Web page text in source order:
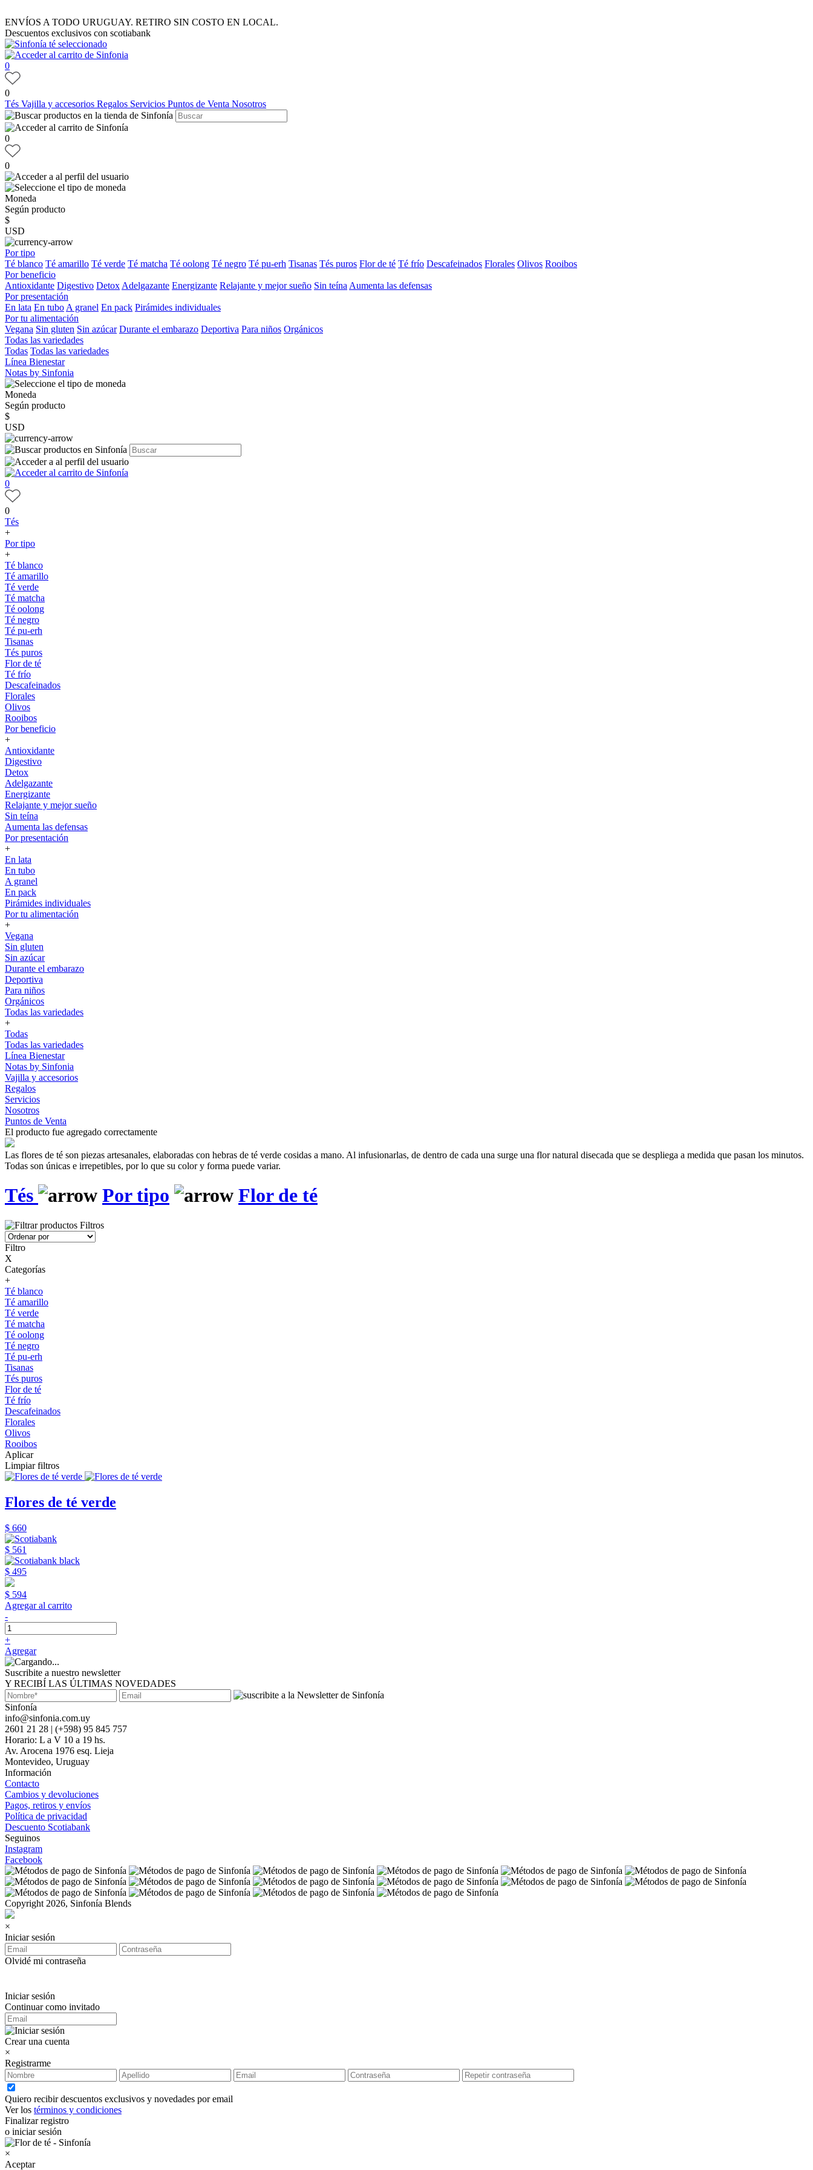
ENVÍOS A TODO URUGUAY. RETIRO SIN COSTO EN LOCAL.
Descuentos exclusivos con scotiabank
0
0
Tés Vajilla y accesorios Regalos Servicios Puntos de Venta Nosotros
0
0
Moneda
Según producto
$
USD
Por tipo
Té blanco Té amarillo Té verde Té matcha Té oolong Té negro Té pu-erh Tisanas Tés puros Flor de té Té frío Descafeinados Florales Olivos Rooibos
Por beneficio
Antioxidante Digestivo Detox Adelgazante Energizante Relajante y mejor sueño Sin teína Aumenta las defensas
Por presentación
En lata En tubo A granel En pack Pirámides individuales
Por tu alimentación
Vegana Sin gluten Sin azúcar Durante el embarazo Deportiva Para niños Orgánicos
Todas las variedades
Todas Todas las variedades
Línea Bienestar
Notas by Sinfonia
Moneda
Según producto
$
USD
0
0
Tés
+
Por tipo
+
Té blanco
Té amarillo
Té verde
Té matcha
Té oolong
Té negro
Té pu-erh
Tisanas
Tés puros
Flor de té
Té frío
Descafeinados
Florales
Olivos
Rooibos
Por beneficio
+
Antioxidante
Digestivo
Detox
Adelgazante
Energizante
Relajante y mejor sueño
Sin teína
Aumenta las defensas
Por presentación
+
En lata
En tubo
A granel
En pack
Pirámides individuales
Por tu alimentación
+
Vegana
Sin gluten
Sin azúcar
Durante el embarazo
Deportiva
Para niños
Orgánicos
Todas las variedades
+
Todas
Todas las variedades
Línea Bienestar
Notas by Sinfonia
Vajilla y accesorios
Regalos
Servicios
Nosotros
Puntos de Venta
El producto fue agregado correctamente
Las flores de té son piezas artesanales, elaboradas con hebras de té verde cosidas a mano. Al infusionarlas, de dentro de cada una surge una flor natural disecada que se despliega a medida que pasan los minutos.
Todas son únicas e irrepetibles, por lo que su color y forma puede variar.
Tés Por tipo Flor de té
Filtros
Filtro
X
Categorías
+
Té blanco
Té amarillo
Té verde
Té matcha
Té oolong
Té negro
Té pu-erh
Tisanas
Tés puros
Flor de té
Té frío
Descafeinados
Florales
Olivos
Rooibos
Aplicar
Limpiar filtros
Flores de té verde
$ 660
$ 561
$ 495
$ 594
Agregar al carrito
-
+
Agregar
Suscribite a nuestro newsletter
Y RECIBÍ LAS ÚLTIMAS NOVEDADES
Sinfonía
info@sinfonia.com.uy
2601 21 28 | (+598) 95 845 757
Horario: L a V 10 a 19 hs.
Av. Arocena 1976 esq. Lieja
Montevideo, Uruguay
Información
Contacto
Cambios y devoluciones
Pagos, retiros y envíos
Política de privacidad
Descuento Scotiabank
Seguinos
Instagram
Facebook
Copyright 2026, Sinfonía Blends
×
Iniciar sesión
Olvidé mi contraseña
Iniciar sesión
Continuar como invitado
Crear una cuenta
×
Registrarme
Quiero recibir descuentos exclusivos y novedades por email
Ver los términos y condiciones
Finalizar registro
o iniciar sesión
×
Aceptar